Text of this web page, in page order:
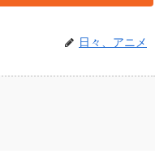
日々、アニメ